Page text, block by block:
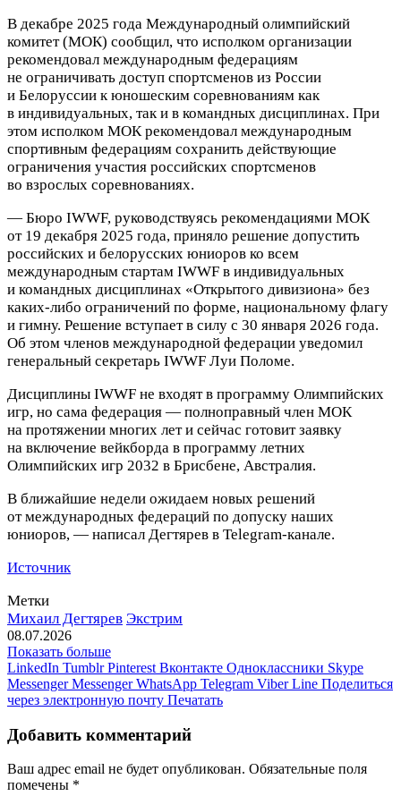
В декабре 2025 года Международный олимпийский
комитет (МОК) сообщил, что исполком организации
рекомендовал международным федерациям
не ограничивать доступ спортсменов из России
и Белоруссии к юношеским соревнованиям как
в индивидуальных, так и в командных дисциплинах. При
этом исполком МОК рекомендовал международным
спортивным федерациям сохранить действующие
ограничения участия российских спортсменов
во взрослых соревнованиях.
— Бюро IWWF, руководствуясь рекомендациями МОК
от 19 декабря 2025 года, приняло решение допустить
российских и белорусских юниоров ко всем
международным стартам IWWF в индивидуальных
и командных дисциплинах «Открытого дивизиона» без
каких‑либо ограничений по форме, национальному флагу
и гимну. Решение вступает в силу с 30 января 2026 года.
Об этом членов международной федерации уведомил
генеральный секретарь IWWF Луи Поломе.
Дисциплины IWWF не входят в программу Олимпийских
игр, но сама федерация — полноправный член МОК
на протяжении многих лет и сейчас готовит заявку
на включение вейкборда в программу летних
Олимпийских игр 2032 в Брисбене, Австралия.
В ближайшие недели ожидаем новых решений
от международных федераций по допуску наших
юниоров, — написал Дегтярев в Telegram‑канале.
Источник
Метки
Михаил Дегтярев Экстрим
08.07.2026
Показать больше
LinkedIn Tumblr Pinterest Вконтакте Одноклассники Skype
Messenger Messenger WhatsApp Telegram Viber Line Поделиться
через электронную почту Печатать
Добавить комментарий
Ваш адрес email не будет опубликован. Обязательные поля
помечены *